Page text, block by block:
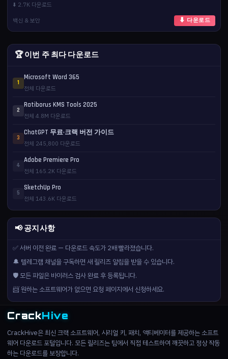
⬇️ 2.7K 다운로드
백신 & 보안
⬇ 다운로드
🏆 이번 주 최다 다운로드
1
Microsoft Word 365
전체 다운로드
2
Ratiborus KMS Tools 2025
전체 4.8M 다운로드
3
ChatGPT 무료·크랙 버전 가이드
전체 245,800 다운로드
4
Adobe Premiere Pro
전체 165.2K 다운로드
5
SketchUp Pro
전체 143.6K 다운로드
📢 공지사항
✅ 서버 이전 완료 — 다운로드 속도가 2배 빨라졌습니다.
🔔 텔레그램 채널을 구독하면 새 릴리즈 알림을 받을 수 있습니다.
🛡️ 모든 파일은 바이러스 검사 완료 후 등록됩니다.
📨 원하는 소프트웨어가 없으면 요청 페이지에서 신청하세요.
CrackHive
CrackHive은 최신 크랙 소프트웨어, 시리얼 키, 패치, 액티베이터를 제공하는 소프트
웨어 다운로드 포털입니다. 모든 릴리즈는 팀에서 직접 테스트하여 깨끗하고 정상 작동
하는 다운로드를 보장합니다.